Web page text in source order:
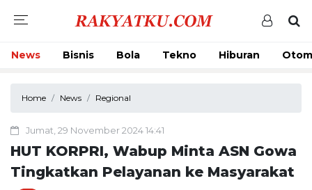
News Bisnis Bola Tekno Hiburan
Home News Regional
Jumat, 29 November 2024 14:41
HUT KORPRI, Wabup Minta ASN Gowa
Tingkatkan Pelayanan ke Masyarakat